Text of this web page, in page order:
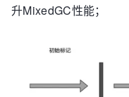
升MixedGC性能；